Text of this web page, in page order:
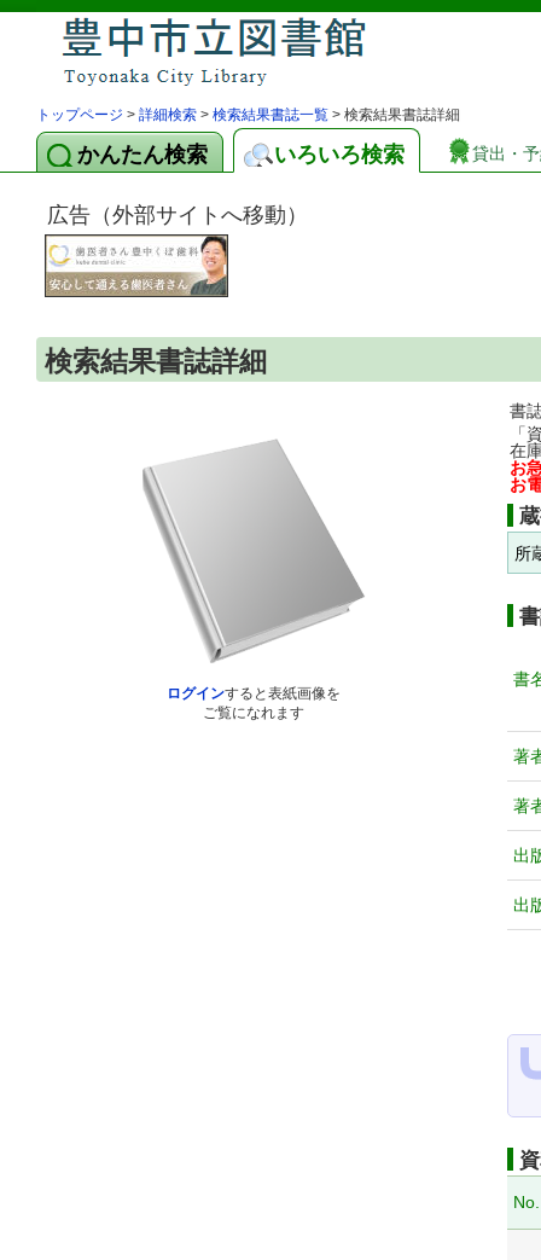
トップページ > 詳細検索 > 検索結果書誌一覧 > 検索結果書誌詳細
かんたん検索 いろいろ検索 貸出・
広告（外部サイトへ移動）
検索結果書誌詳細
ログインすると表紙画像を
ご覧になれます
書
「
在
お
お
所
書
著
著
出
出
No.